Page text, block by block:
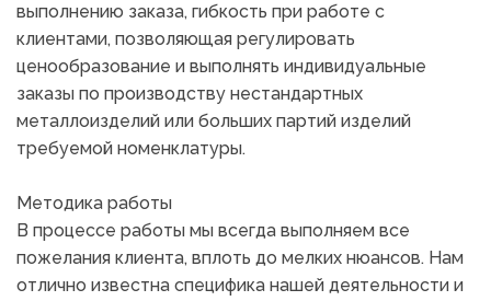
выполнению заказа, гибкость при работе с
клиентами, позволяющая регулировать
ценообразование и выполнять индивидуальные
заказы по производству нестандартных
металлоизделий или больших партий изделий
требуемой номенклатуры.
Методика работы
В процессе работы мы всегда выполняем все
пожелания клиента, вплоть до мелких нюансов. Нам
отлично известна специфика нашей деятельности и